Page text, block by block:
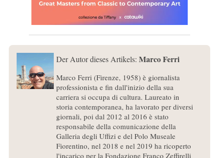
Der Autor dieses Artikels: Marco Ferri
Marco Ferri (Firenze, 1958) è giornalista
professionista e fin dall'inizio della sua
carriera si occupa di cultura. Laureato in
storia contemporanea, ha lavorato per diversi
giornali, poi dal 2012 al 2016 è stato
responsabile della comunicazione della
Galleria degli Uffizi e del Polo Museale
Fiorentino, nel 2018 e nel 2019 ha ricoperto
l'incarico per la Fondazione Franco Zeffirelli